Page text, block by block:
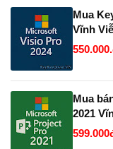
Mua
Vĩnh
Mua
2021